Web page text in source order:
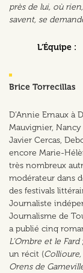
près de lui, où
savent, se
L’Équipe :
Brice Torrecillas
D’Annie Ernaux à
Mauvignier,
Javier Cercas,
encore Marie-
très nombreux
modérateur dans
des festivals
Journaliste
Journalisme de
a publié cinq
L’Ombre et le Fard;
un récit (
Orens de